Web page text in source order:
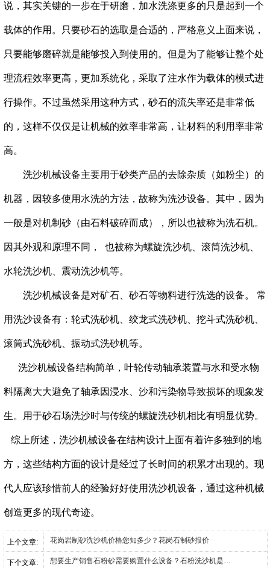
说，其实关键的一步在于研磨，加水洗涤更多的只是起到一个
载体的作用。只要砂石的选取是合适的，严格意义上面来说，
只要能够磨碎就是能够投入到使用的。但是为了能够让整个处
理流程效率更高，更加系统化，采取了注水作为载体的模式进
行操作。不过虽然采用这种方式，砂石的流失率还是非常低
的，这样不仅仅是让机械的效率非常高，让材料的利用率非常
高。
洗沙机械设备主要用于砂类产品的去除杂质（如粉尘）的
机器，因较多使用水洗的方法，故称为洗沙设备。其中，因为
一般是对机制砂（由石料破碎而成），所以也被称为洗石机。
因其外观和原理不同， 也被称为螺旋洗沙机、滚筒洗沙机、
水轮洗沙机、震动洗沙机等。
洗沙机械设备是对矿石、砂石等物料进行洗选的设备。 常
用洗沙设备有：轮式洗砂机、绞龙式洗砂机、挖斗式洗砂机、
滚筒式洗砂机、振动式洗砂机等。
洗沙机械设备结构简单，叶轮传动轴承装置与水和受水物
料隔离大大避免了轴承因浸水、沙和污染物导致损坏的现象发
生。用于砂石场洗沙时与传统的螺旋洗砂机相比有明显优势。
综上所述，洗沙机械设备在结构设计上面有着许多独到的地
方，这些结构方面的设计是经过了长时间的积累才出现的。现
代人应该珍惜前人的经验好好使用洗沙机设备，通过这种机械
创造更多的现代奇迹。
上个文章: 花岗岩制砂洗沙机价格您知多少？花岗石制砂报价
下个文章: 想要生产销售石粉砂需要购置什么设备？石粉洗沙机是必备机械吗？